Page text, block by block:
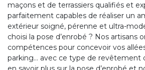
maçons et de terrassiers qualifiés et
parfaitement capables de réaliser un
extérieur soigné, pérenne et ultra-
choisi la pose d’enrobé ? Nos artisans
compétences pour concevoir vos
parking… avec ce type de revêtement